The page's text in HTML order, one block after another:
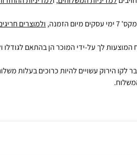
הזמנה,
ולמוצרים
המוצעות לך על-ידי המוכר הן בהתאם לגודלו
לקו הירוק עשויים להיות כרוכים בעלות